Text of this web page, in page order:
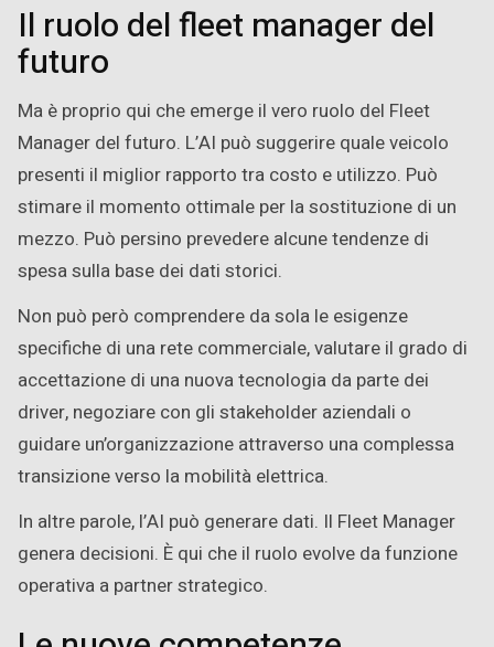
Il ruolo del fleet manager del
futuro
Ma è proprio qui che emerge il vero ruolo del Fleet
Manager del futuro. L’AI può suggerire quale veicolo
presenti il miglior rapporto tra costo e utilizzo. Può
stimare il momento ottimale per la sostituzione di un
mezzo. Può persino prevedere alcune tendenze di
spesa sulla base dei dati storici.
Non può però comprendere da sola le esigenze
specifiche di una rete commerciale, valutare il grado di
accettazione di una nuova tecnologia da parte dei
driver, negoziare con gli stakeholder aziendali o
guidare un’organizzazione attraverso una complessa
transizione verso la mobilità elettrica.
In altre parole, l’AI può generare dati. Il Fleet Manager
genera decisioni. È qui che il ruolo evolve da funzione
operativa a partner strategico.